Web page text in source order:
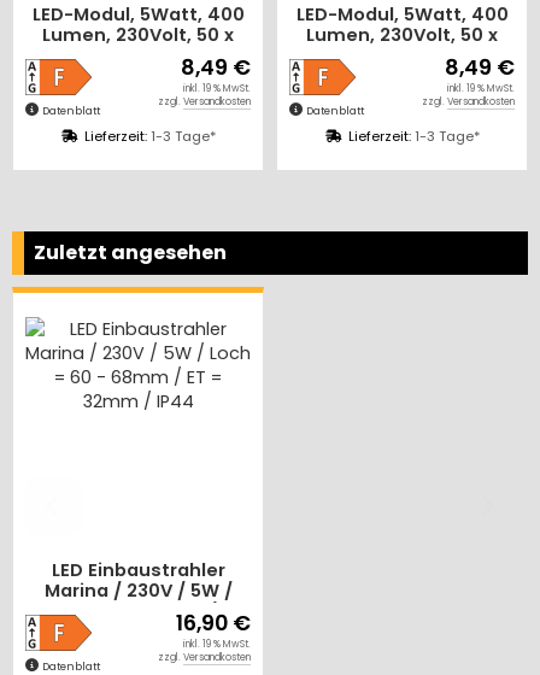
€
MwSt.
LED-Modul, 5Watt, 400
Lumen, 230Volt, 50 x
23mm, Neutralweiß,
4000Kelvin
Lieferzeit:1-3 Tage*
Datenblatt
8,49 €
inkl. 19 % MwSt.
zzgl.Versandkosten
LED
56cm 913lm, 8 Watt,
2700K + 4000K
schaltbar
Lieferzeit:1-3 Tage*
Datenblatt
inkl. 19 %
zzgl.
Zuletzt angesehen
LED Einbaustrahler
Marina / 230V / 5W /
Loch = 60 - 68mm / ET
= 32mm / IP44
Datenblatt
16,90 €
inkl. 19 % MwSt.
zzgl. Versandkosten